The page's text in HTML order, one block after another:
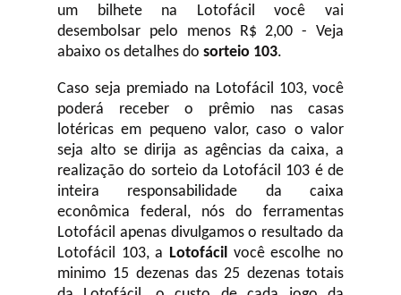
um bilhete na Lotofácil você vai
desembolsar pelo menos R$ 2,00 - Veja
abaixo os detalhes do sorteio 103.
Caso seja premiado na Lotofácil 103, você
poderá receber o prêmio nas casas
lotéricas em pequeno valor, caso o valor
seja alto se dirija as agências da caixa, a
realização do sorteio da Lotofácil 103 é de
inteira responsabilidade da caixa
econômica federal, nós do ferramentas
Lotofácil apenas divulgamos o resultado da
Lotofácil 103, a Lotofácil você escolhe no
minimo 15 dezenas das 25 dezenas totais